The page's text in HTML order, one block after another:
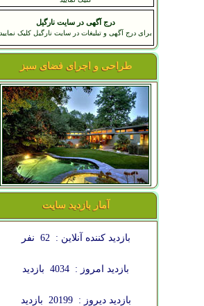
درج آگهی در سایت نارگیل
برای درج آگهی و تبلیغات در سایت نارگیل کلیک نمایید
طراحی و اجرای فضای سبز
آمار بازدید سایت
بازدید کننده آنلاین : 62 نفر
بازدید امروز : 4034 بازدید
بازدید دیروز : 20199 بازدید